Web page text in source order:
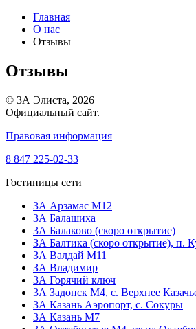
Главная
О нас
Отзывы
Отзывы
© 3А Элиста, 2026
Официальный сайт.
Правовая информация
8 847 225-02-33
Гостиницы сети
3А Арзамас М12
3А Балашиха
3А Балаково (скоро открытие)
ЗА Балтика (скоро открытие), п.
ЗА Валдай M11
ЗА Владимир
3А Горячий ключ
3А Задонск М4, с. Верхнее
3А Казань Аэропорт, с. Сокуры
3А Казань М7